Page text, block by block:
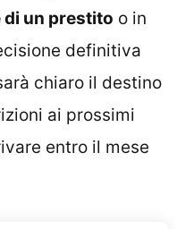
un prestito o in
definitiva
chiaro il destino
ai prossimi
entro il mese